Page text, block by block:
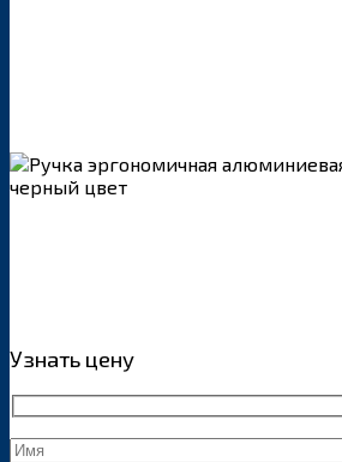
Узнать цену